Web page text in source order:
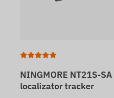
NINGMORE NT21S-
localizator tracker